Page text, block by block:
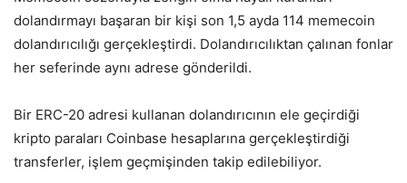
dolandırmayı başaran bir kişi son 1,5 ayda 114 memecoin
dolandırıcılığı gerçekleştirdi. Dolandırıcılıktan çalınan fonlar
her seferinde aynı adrese gönderildi.
Bir ERC-20 adresi kullanan dolandırıcının ele geçirdiği
kripto paraları Coinbase hesaplarına gerçekleştirdiği
transferler, işlem geçmişinden takip edilebiliyor.